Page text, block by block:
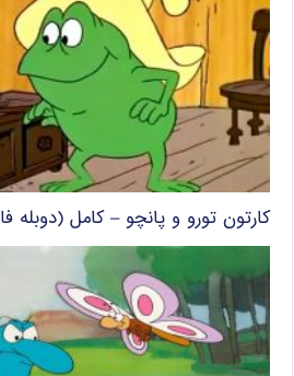
کارتون تورو و پانچو – کامل (دوبله